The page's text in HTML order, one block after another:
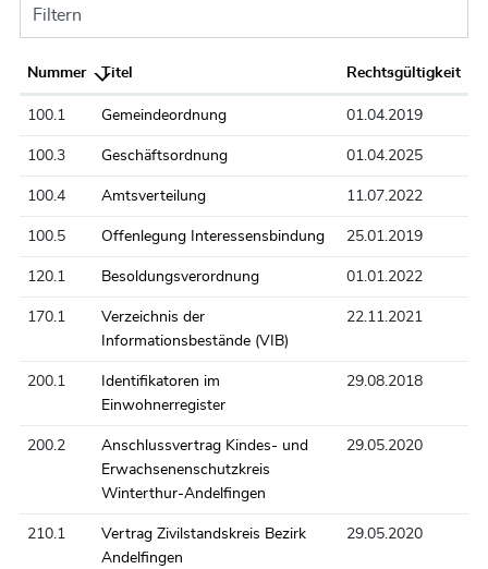
Filtern
Nummer Titel Rechtsgültigkeit
100.1 Gemeindeordnung 01.04.2019
100.3 Geschäftsordnung 01.04.2025
100.4 Amtsverteilung 11.07.2022
100.5 Offenlegung Interessensbindung 25.01.2019
120.1 Besoldungsverordnung 01.01.2022
170.1
Verzeichnis der
Informationsbestände (VIB)
22.11.2021
200.1
Identifikatoren im
Einwohnerregister
29.08.2018
200.2
Anschlussvertrag Kindes- und
Erwachsenenschutzkreis
Winterthur-Andelfingen
29.05.2020
210.1
Vertrag Zivilstandskreis Bezirk
Andelfingen
29.05.2020